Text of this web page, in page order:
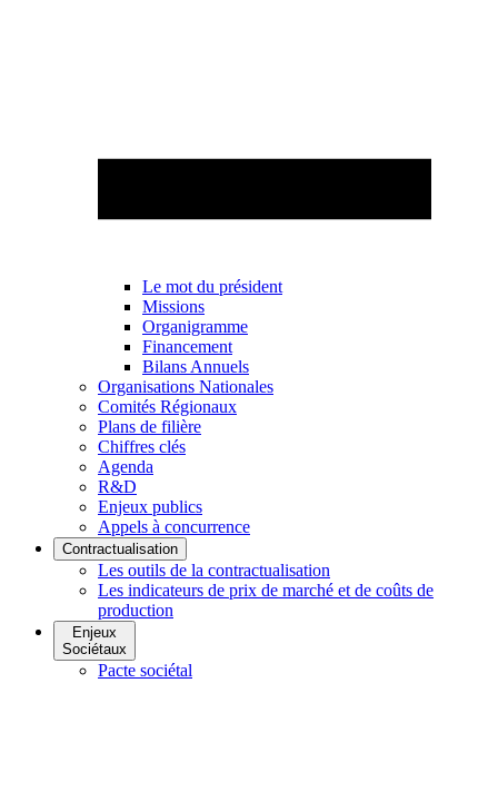
Le mot du président
Missions
Organigramme
Financement
Bilans Annuels
Organisations Nationales
Comités Régionaux
Plans de filière
Chiffres clés
Agenda
R&D
Enjeux publics
Appels à concurrence
Contractualisation
Les outils de la contractualisation
Les indicateurs de prix de marché et de coûts de
production
Enjeux
Sociétaux
Pacte sociétal